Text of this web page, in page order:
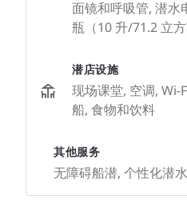
面镜和呼吸管, 潜水
瓶（10 升/71.2 立方
潜店设施
现场课堂, 空调, Wi-
船, 食物和饮料
其他服务
无障碍船潜, 个性化潜